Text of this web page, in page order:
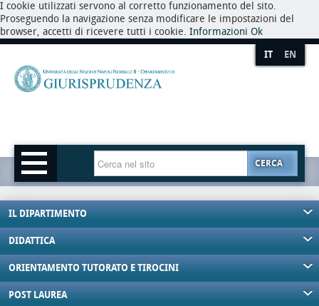
I cookie utilizzati servono al corretto funzionamento del sito.
Proseguendo la navigazione senza modificare le impostazioni del
browser, accetti di ricevere tutti i cookie. Informazioni Ok
IT EN
CERCA
IL DIPARTIMENTO
DIDATTICA
ORIENTAMENTO TUTORATO E TIROCINI
POST LAUREA